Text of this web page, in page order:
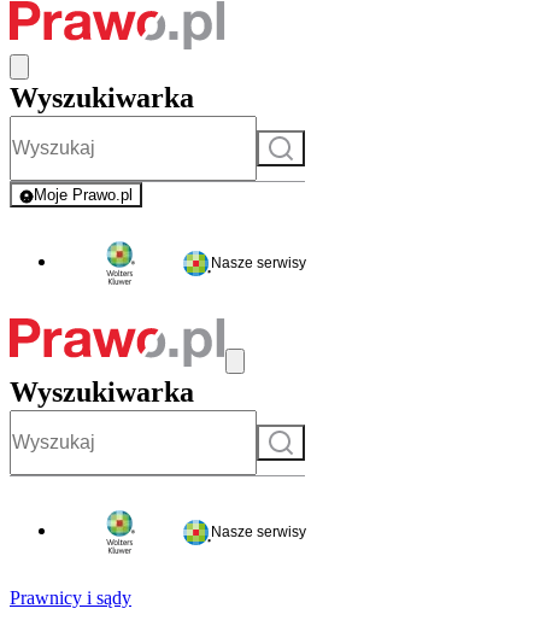
Wyszukiwarka
Szukaj
Moje Prawo.pl
- rejestracja i logowanie do serwisu
Nasze serwisy
Wyszukiwarka
Szukaj
Nasze serwisy
Prawnicy i sądy